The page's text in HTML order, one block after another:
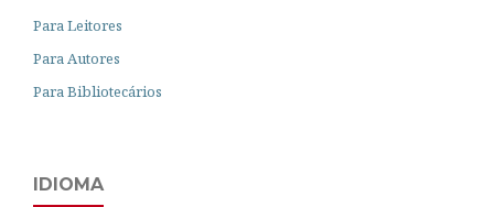
Para Leitores
Para Autores
Para Bibliotecários
IDIOMA